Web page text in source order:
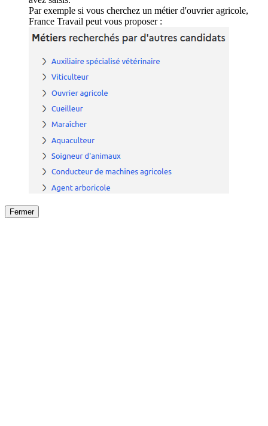
Par exemple si vous cherchez un métier d'ouvrier agricole,
France Travail peut vous proposer :
Fermer